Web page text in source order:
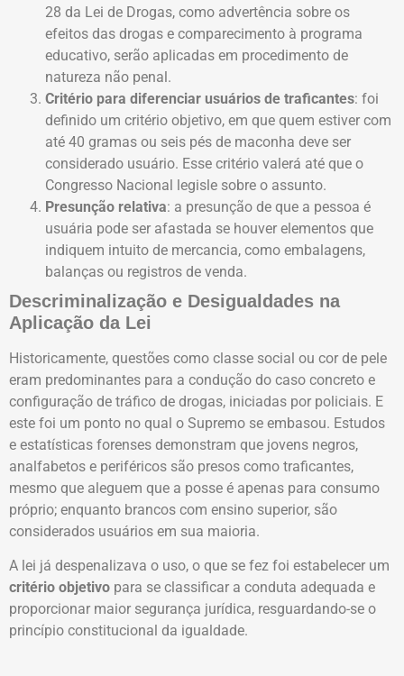
28 da Lei de Drogas, como advertência sobre os
efeitos das drogas e comparecimento à programa
educativo, serão aplicadas em procedimento de
natureza não penal.
Critério para diferenciar usuários de traficantes: foi
definido um critério objetivo, em que quem estiver com
até 40 gramas ou seis pés de maconha deve ser
considerado usuário. Esse critério valerá até que o
Congresso Nacional legisle sobre o assunto.
Presunção relativa: a presunção de que a pessoa é
usuária pode ser afastada se houver elementos que
indiquem intuito de mercancia, como embalagens,
balanças ou registros de venda.
Descriminalização e Desigualdades na
Aplicação da Lei
Historicamente, questões como classe social ou cor de pele
eram predominantes para a condução do caso concreto e
configuração de tráfico de drogas, iniciadas por policiais. E
este foi um ponto no qual o Supremo se embasou. Estudos
e estatísticas forenses demonstram que jovens negros,
analfabetos e periféricos são presos como traficantes,
mesmo que aleguem que a posse é apenas para consumo
próprio; enquanto brancos com ensino superior, são
considerados usuários em sua maioria.
A lei já despenalizava o uso, o que se fez foi estabelecer um
critério objetivo para se classificar a conduta adequada e
proporcionar maior segurança jurídica, resguardando-se o
princípio constitucional da igualdade.